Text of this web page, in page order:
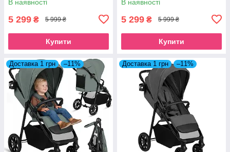
В наявності
5 299 ₴ 5 999 ₴
Купити
В наявності
5 299 ₴ 5 999 ₴
Купити
Доставка 1 грн –11% Доставка 1 грн –11%